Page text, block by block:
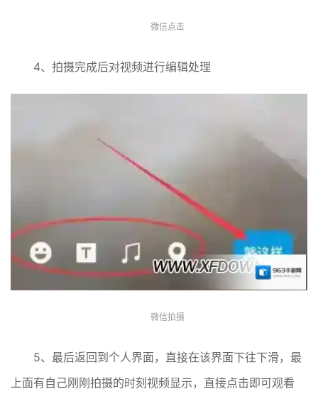
微信点击
4、拍摄完成后对视频进行编辑处理
微信拍摄
5、最后返回到个人界面，直接在该界面下往下滑，最
上面有自己刚刚拍摄的时刻视频显示，直接点击即可观看